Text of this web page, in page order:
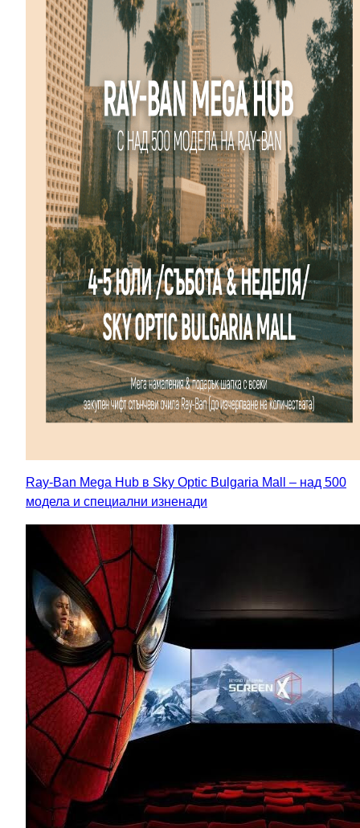
Ray-Ban Mega Hub в Sky Optic Bulgaria Mall – над 500
модела и специални изненади